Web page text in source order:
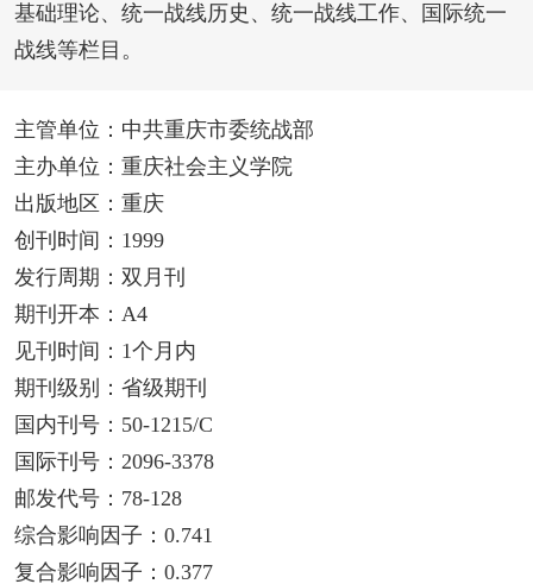
基础理论、统一战线历史、统一战线工作、国际统一
战线等栏目。
主管单位：中共重庆市委统战部
主办单位：重庆社会主义学院
出版地区：重庆
创刊时间：1999
发行周期：双月刊
期刊开本：A4
见刊时间：1个月内
期刊级别：省级期刊
国内刊号：50-1215/C
国际刊号：2096-3378
邮发代号：78-128
综合影响因子：0.741
复合影响因子：0.377